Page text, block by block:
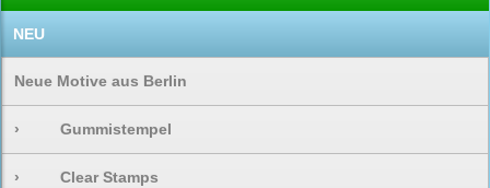
NEU
Neue Motive aus Berlin
› Gummistempel
› Clear Stamps